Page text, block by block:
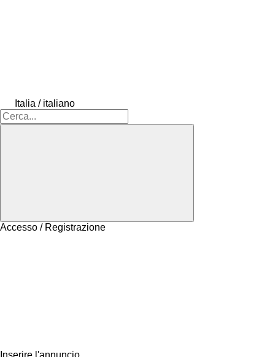
Italia / italiano
Accesso / Registrazione
Inserire l'annuncio